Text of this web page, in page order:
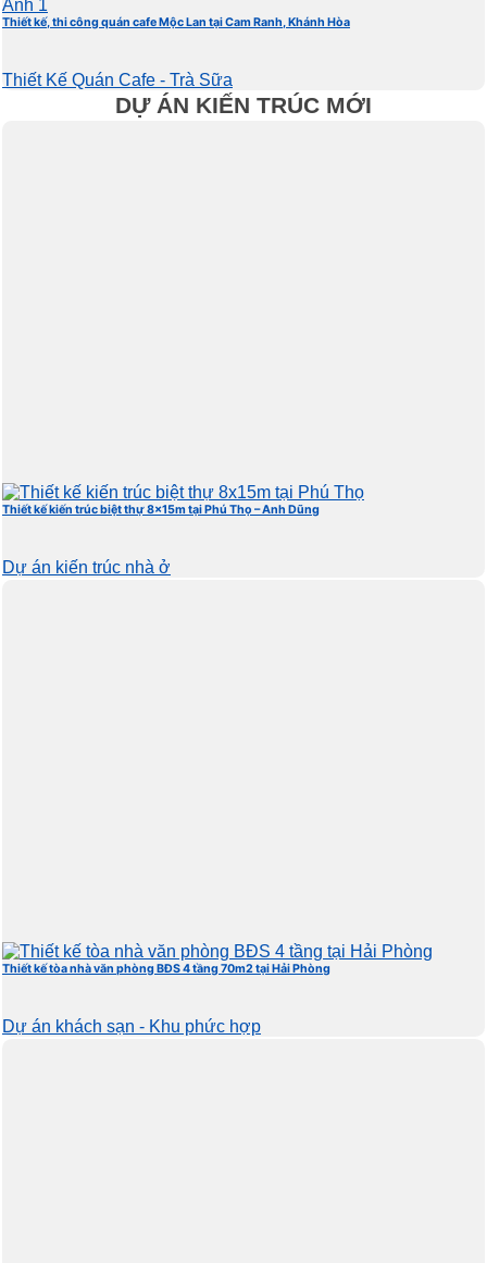
Thiết kế, thi công quán cafe Mộc Lan tại Cam Ranh, Khánh Hòa
Thiết Kế Quán Cafe - Trà Sữa
DỰ ÁN KIẾN TRÚC MỚI
Thiết kế kiến trúc biệt thự 8x15m tại Phú Thọ – Anh Dũng
Dự án kiến trúc nhà ở
Thiết kế tòa nhà văn phòng BĐS 4 tầng 70m2 tại Hải Phòng
Dự án khách sạn - Khu phức hợp